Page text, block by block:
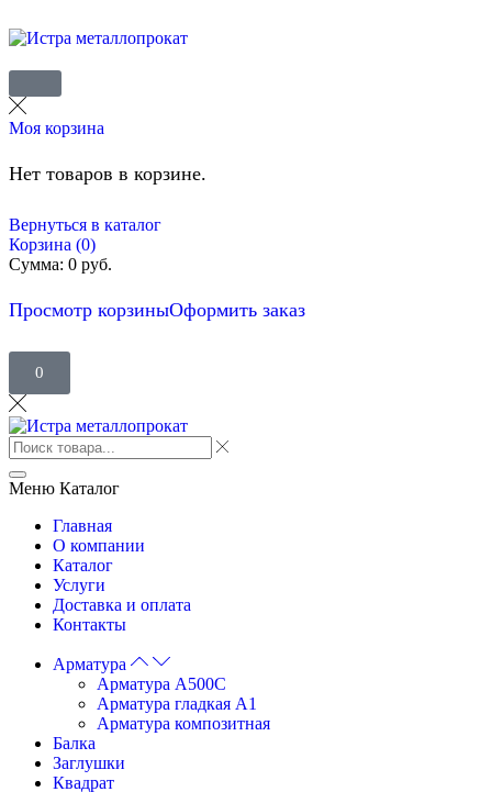
Моя корзина
Нет товаров в корзине.
Вернуться в каталог
Корзина (0)
Сумма: 0 руб.
Просмотр корзиныОформить заказ
0
Меню Каталог
Главная
О компании
Каталог
Услуги
Доставка и оплата
Контакты
Арматура
Арматура А500С
Арматура гладкая А1
Арматура композитная
Балка
Заглушки
Квадрат